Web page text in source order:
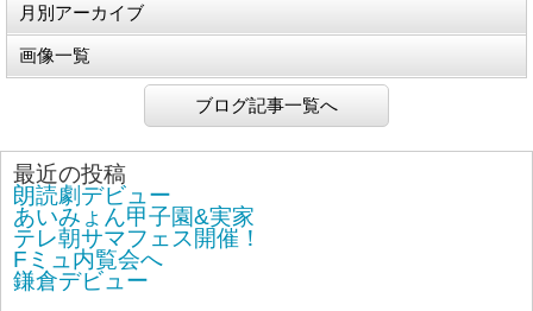
月別アーカイブ
画像一覧
ブログ記事一覧へ
最近の投稿
朗読劇デビュー
あいみょん甲子園&実家
テレ朝サマフェス開催！
Fミュ内覧会へ
鎌倉デビュー